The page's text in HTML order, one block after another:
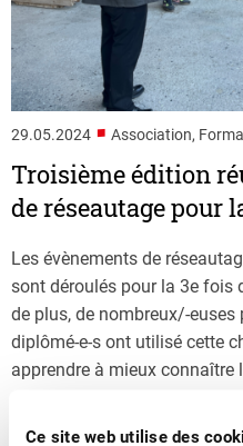
Ce site web utilise des
29.05.2024 ■ Association,
Troisième édition
de réseautage pour
Les évènements de
sont déroulés pour la 3e fois
de plus, de nombreux/-
diplômé-e-s ont utilisé cette
apprendre à mieux connaître